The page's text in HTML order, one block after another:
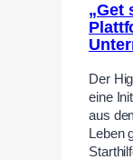
„Get
Der
eine
aus
Leben